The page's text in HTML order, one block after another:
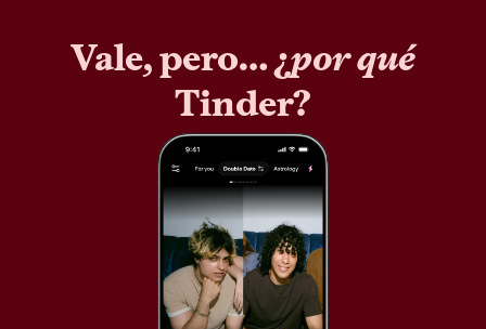
Vale, pero… ¿por qué
Tinder?